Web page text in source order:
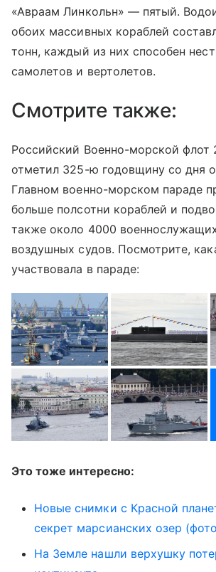
«Авраам Линкольн» — пятый.
обоих массивных кораблей
тонн, каждый из них способен
самолетов и вертолетов.
Смотрите также:
Российский Военно-морской флот
отметил 325-ю годовщину со дня
Главном военно-морском параде
больше полсотни кораблей и
также около 4000
воздушных судов. Посмотрите,
участвовала в параде:
Это тоже интересно:
Новые снимки с Красной
секрет марсианских озер
На Земле нашли верхушку